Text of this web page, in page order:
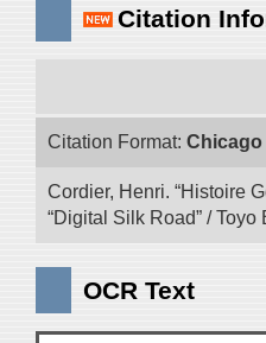
Citation
Citation Format: Chicago
Cordier, Henri. “Histoire
“Digital Silk Road” /
OCR Text